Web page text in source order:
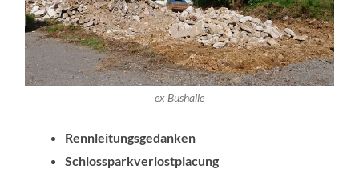
ex Bushalle
Rennleitungsgedanken
Schlossparkverlostplacung